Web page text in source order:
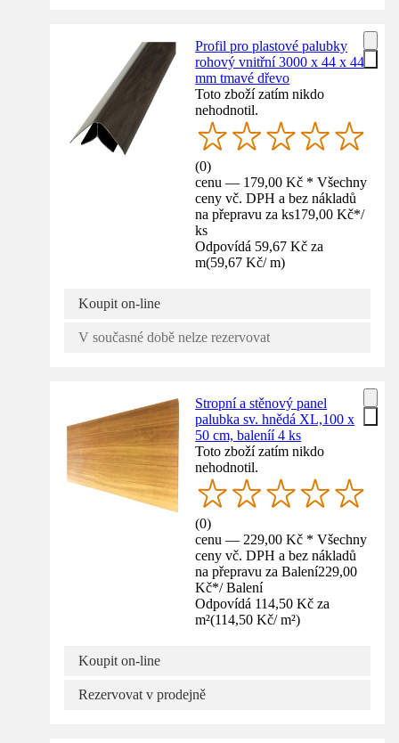
Profil pro plastové palubky
rohový vnitřní 3000 x 44 x 44
mm tmavé dřevo
Toto zboží zatím nikdo
nehodnotil.
(0)
cenu — 179,00 Kč * Všechny
ceny vč. DPH a bez nákladů
na přepravu za ks179,00 Kč*/
ks
Odpovídá 59,67 Kč za
m(59,67 Kč/ m)
Koupit on-line
V současné době nelze rezervovat
Stropní a stěnový panel
palubka sv. hnědá XL,100 x
50 cm, baleníí 4 ks
Toto zboží zatím nikdo
nehodnotil.
(0)
cenu — 229,00 Kč * Všechny
ceny vč. DPH a bez nákladů
na přepravu za Balení229,00
Kč*/ Balení
Odpovídá 114,50 Kč za
m²(114,50 Kč/ m²)
Koupit on-line
Rezervovat v prodejně